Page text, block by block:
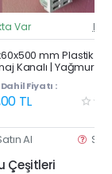
Var
mm Plastik
Kanalı | Yağmur
Kenarı Oluğu
Dahil Fiyatı :
TL
Al
Çeşitleri